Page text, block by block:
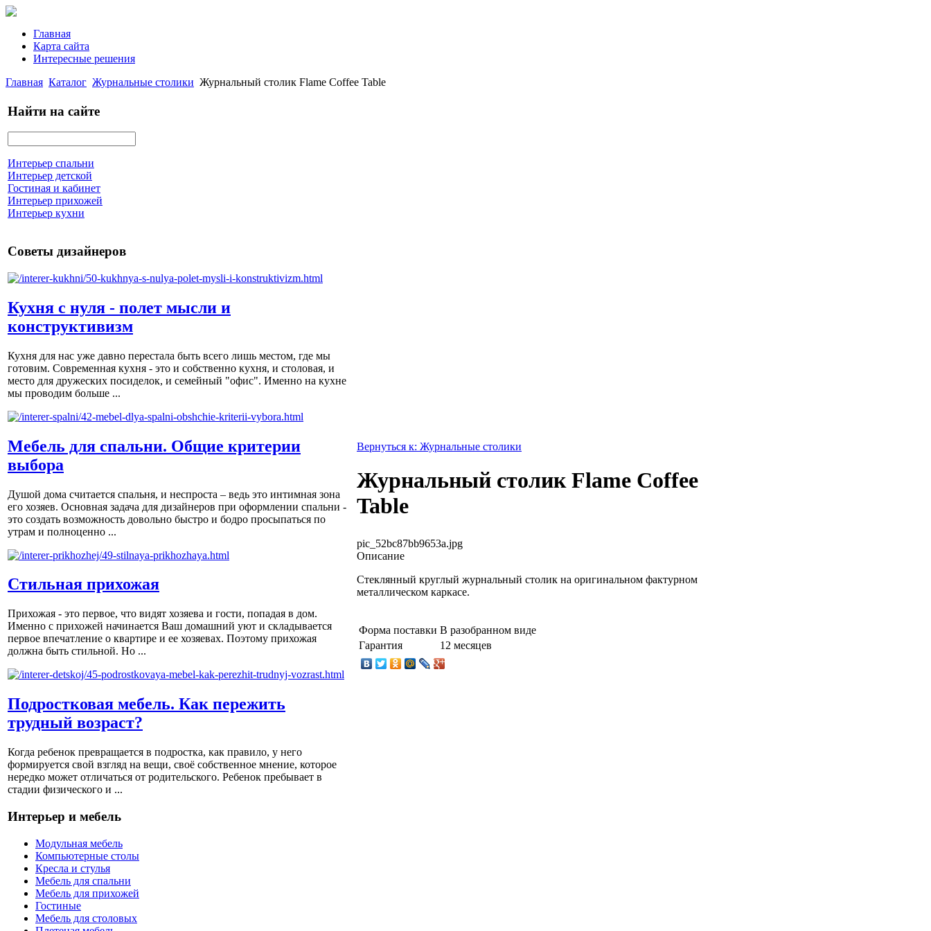
Главная
Карта сайта
Интересные решения
Главная Каталог Журнальные столики Журнальный столик Flame Coffee Table
Найти на сайте
Интерьер спальни
Интерьер детской
Гостиная и кабинет
Интерьер прихожей
Интерьер кухни
Советы дизайнеров
Кухня с нуля - полет мысли и
конструктивизм
Кухня для нас уже давно перестала быть всего лишь местом, где мы
готовим. Современная кухня - это и собственно кухня, и столовая, и
место для дружеских посиделок, и семейный "офис". Именно на кухне
мы проводим больше ...
Мебель для спальни. Общие критерии
выбора
Душой дома считается спальня, и неспроста – ведь это интимная зона
его хозяев. Основная задача для дизайнеров при оформлении спальни -
это создать возможность довольно быстро и бодро просыпаться по
утрам и полноценно ...
Стильная прихожая
Прихожая - это первое, что видят хозяева и гости, попадая в дом.
Именно с прихожей начинается Ваш домашний уют и складывается
первое впечатление о квартире и ее хозяевах. Поэтому прихожая
должна быть стильной. Но ...
Подростковая мебель. Как пережить
трудный возраст?
Когда ребенок превращается в подростка, как правило, у него
формируется свой взгляд на вещи, своё собственное мнение, которое
нередко может отличаться от родительского. Ребенок пребывает в
стадии физического и ...
Интерьер и мебель
Модульная мебель
Компьютерные столы
Кресла и стулья
Мебель для спальни
Мебель для прихожей
Гостиные
Мебель для столовых
Вернуться к: Журнальные столики
Журнальный столик Flame Coffee
Table
pic_52bc87bb9653a.jpg
Описание
Стеклянный круглый журнальный столик на оригинальном фактурном
металлическом каркасе.
Форма поставки В разобранном виде
Гарантия
12 месяцев